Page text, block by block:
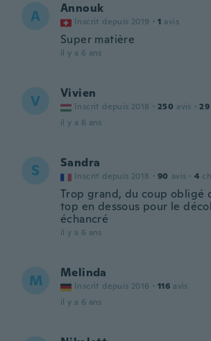
A Annouk
Inscrit depuis 2019 · 1 avis
Super matière
il y a 6 ans
V Vivien
Inscrit depuis 2018 · 250 avis · 29
il y a 6 ans
S Sandra
Inscrit depuis 2018 · 90 avis · 4
Trop grand, du coup obligé
top en dessous pour le
échancré
il y a 6 ans
M Melinda
Inscrit depuis 2016 · 116 avis
il y a 6 ans